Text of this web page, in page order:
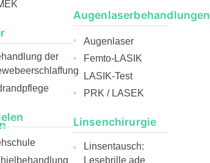
der
Augenlaserbehandlungen
Augenlaser
Femto-LASIK
LASIK-Test
PRK / LASEK
Linsenchirurgie
Linsentausch:
Lesebrille ade